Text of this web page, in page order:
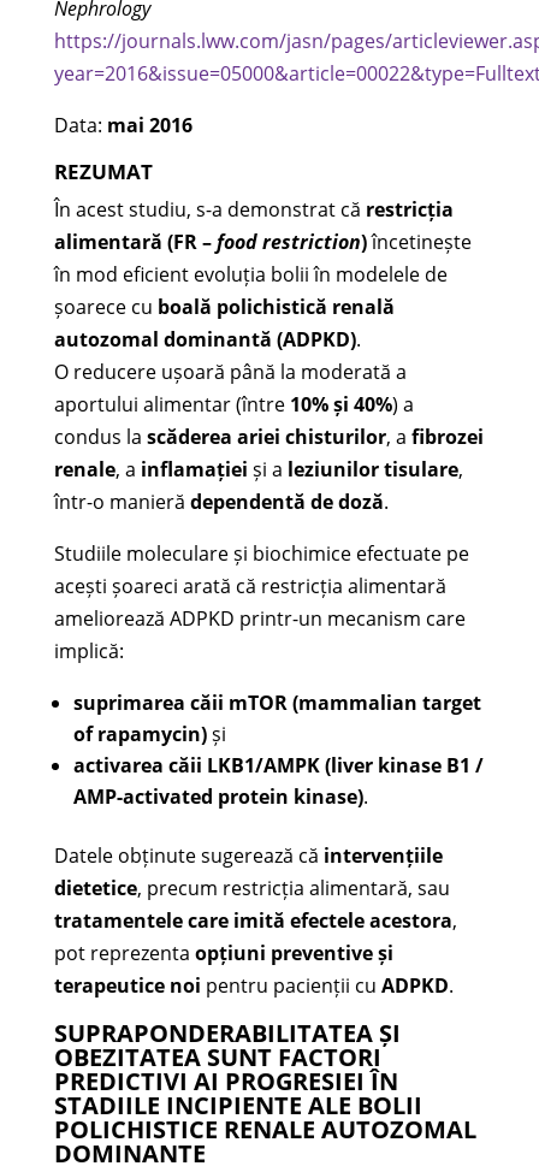
Nephrology
https://journals.lww.com/jasn/pages/
Data: mai 2016
REZUMAT
În acest studiu, s-a demonstrat că restricția
alimentară (FR –food restriction)încetinește
în mod eficient evoluția bolii în modelele de
șoarece cu boală polichistică renală
autozomal dominantă (ADPKD).
O reducere ușoară până la moderată a
aportului alimentar (între 10% și 40%) a
condus la scăderea ariei chisturilor, a fibrozei
renale, a inflamației și a leziunilor tisulare,
într-o manieră dependentă de doză.
Studiile moleculare și biochimice efectuate pe
acești șoareci arată că restricția alimentară
ameliorează ADPKD printr-un mecanism care
implică:
suprimarea căii mTOR (mammalian target
of rapamycin)și
activarea căii LKB1/AMPK (liver kinase B1 /
AMP-activated protein kinase).
Datele obținute sugerează că intervențiile
dietetice, precum restricția alimentară, sau
tratamentele care imită efectele acestora,
pot reprezenta opțiuni preventive și
terapeutice noi pentru pacienții cu ADPKD.
SUPRAPONDERABILITATEA ȘI
OBEZITATEA SUNT FACTORI
PREDICTIVI AI PROGRESIEI ÎN
STADIILE INCIPIENTE ALE BOLII
POLICHISTICE RENALE AUTOZOMAL
DOMINANTE